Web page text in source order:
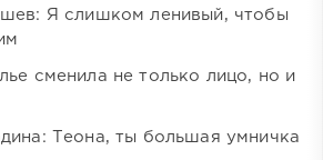
Я слишком ленивый, чтобы
сменила не только лицо, но и
Теона, ты большая умничка